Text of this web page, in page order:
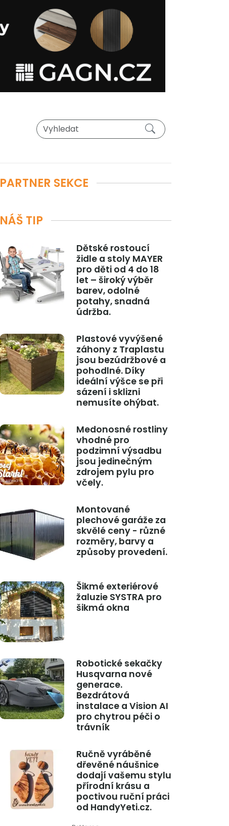
PARTNER SEKCE
NÁŠ TIP
Dětské rostoucí
židle a stoly MAYER
pro děti od 4 do 18
let – široký výběr
barev, odolné
potahy, snadná
údržba.
Plastové vyvýšené
záhony z Traplastu
jsou bezúdržbové a
pohodlné. Díky
ideální výšce se při
sázení i sklizni
nemusíte ohýbat.
Medonosné rostliny
vhodné pro
podzimní výsadbu
jsou jedinečným
zdrojem pylu pro
včely.
Montované
plechové garáže za
skvělé ceny - různé
rozměry, barvy a
způsoby provedení.
Šikmé exteriérové
žaluzie SYSTRA pro
šikmá okna
Robotické sekačky
Husqvarna nové
generace.
Bezdrátová
instalace a Vision AI
pro chytrou péči o
trávník
Ručně vyráběné
dřevěné náušnice
dodají vašemu stylu
přírodní krásu a
poctivou ruční práci
od HandyYeti.cz.